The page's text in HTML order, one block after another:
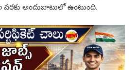
వరకు అందుబాటులో ఉంటుంది.